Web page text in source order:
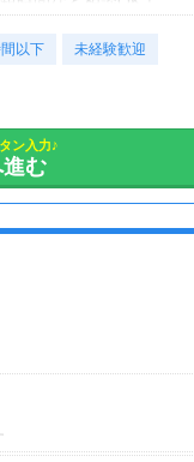
以下 未経験歓迎
ン入力♪
む